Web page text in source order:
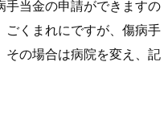
手当金の申請ができますの
ごくまれにですが、傷病手
その場合は病院を変え、記